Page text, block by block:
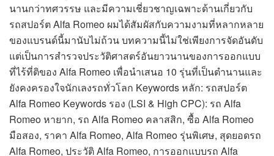
นานกว่าทศวรรษ และมีความเชี่ยวชาญเฉพาะด้านเกี่ยวกับ
รถสปอร์ต Alfa Romeo ผมได้สัมผัสกับความงามที่หลากหลาย
ของแบรนด์นี้มานับไม่ถ้วน บทความนี้ไม่ใช่เพียงการจัดอันดับ
แต่เป็นการสำรวจประวัติศาสตร์อันยาวนานของการออกแบบ
ที่ไร้ที่ติของ Alfa Romeo เพื่อนำเสนอ 10 รุ่นที่เป็นตำนานและ
ยังคงครองใจนักเลงรถทั่วโลก Keywords หลัก: รถสปอร์ต
Alfa Romeo Keywords รอง (LSI & High CPC): รถ Alfa
Romeo หายาก, รถ Alfa Romeo คลาสสิก, ซื้อ Alfa Romeo
มือสอง, ราคา Alfa Romeo, Alfa Romeo รุ่นพิเศษ, สุดยอดรถ
Alfa Romeo, ประวัติ Alfa Romeo, การออกแบบรถ Alfa